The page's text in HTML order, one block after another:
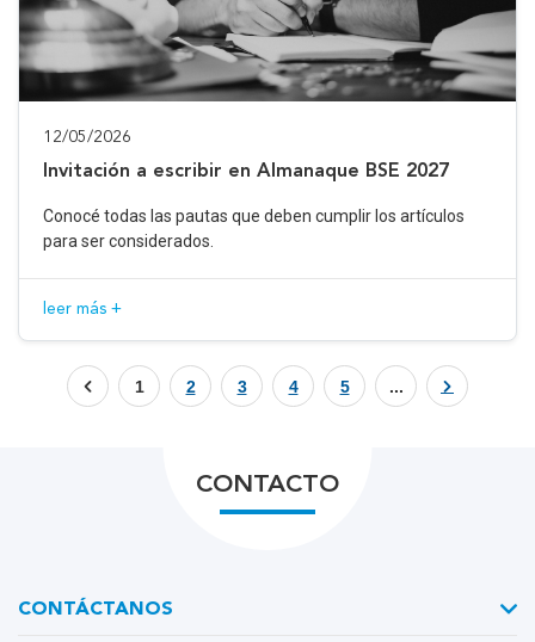
12/05/2026
Invitación a escribir en Almanaque BSE 2027
Conocé todas las pautas que deben cumplir los artículos
para ser considerados.
leer más +
1 2 3 4 5 ...
CONTACTO
CONTÁCTANOS